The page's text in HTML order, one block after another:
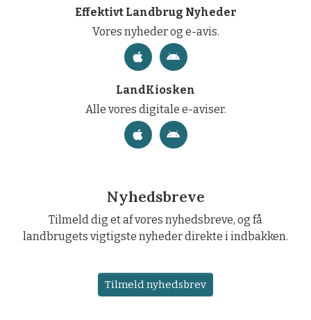
Effektivt Landbrug Nyheder
Vores nyheder og e-avis.
LandKiosken
Alle vores digitale e-aviser.
Nyhedsbreve
Tilmeld dig et af vores nyhedsbreve, og få
landbrugets vigtigste nyheder direkte i indbakken.
Tilmeld nyhedsbrev